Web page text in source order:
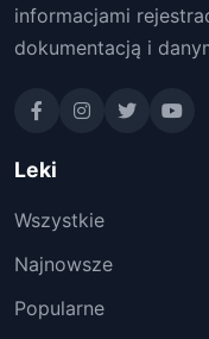
informacjami
dokumentacją i
Leki
Wszystkie
Najnowsze
Popularne